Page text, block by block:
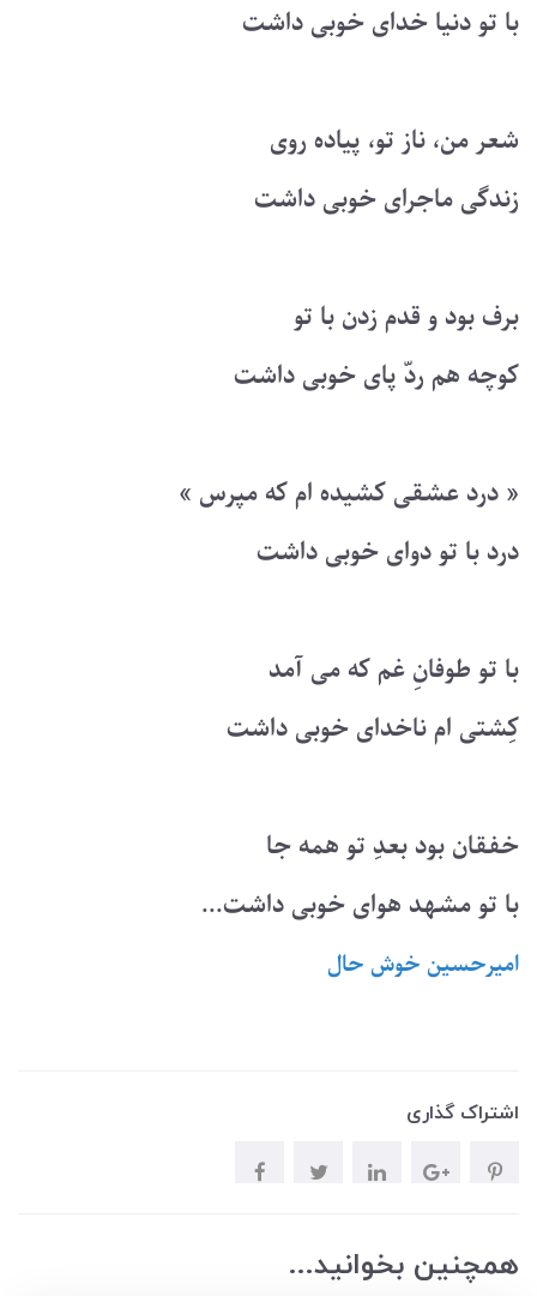
با تو دنیا خدای خوبی داشت
شعر من، ناز تو، پیاده روی
زندگی ماجرای خوبی داشت
برف بود و قدم زدن با تو
کوچه هم ردّ پای خوبی داشت
« درد عشقی کشیده ام که مپرس »
درد با تو دوای خوبی داشت
با تو طوفانِ غم که می آمد
کِشتی ام ناخدای خوبی داشت
خفقان بود بعدِ تو همه جا
با تو مشهد هوای خوبی داشت...
امیرحسین خوش حال
اشتراک گذاری
همچنین بخوانید...